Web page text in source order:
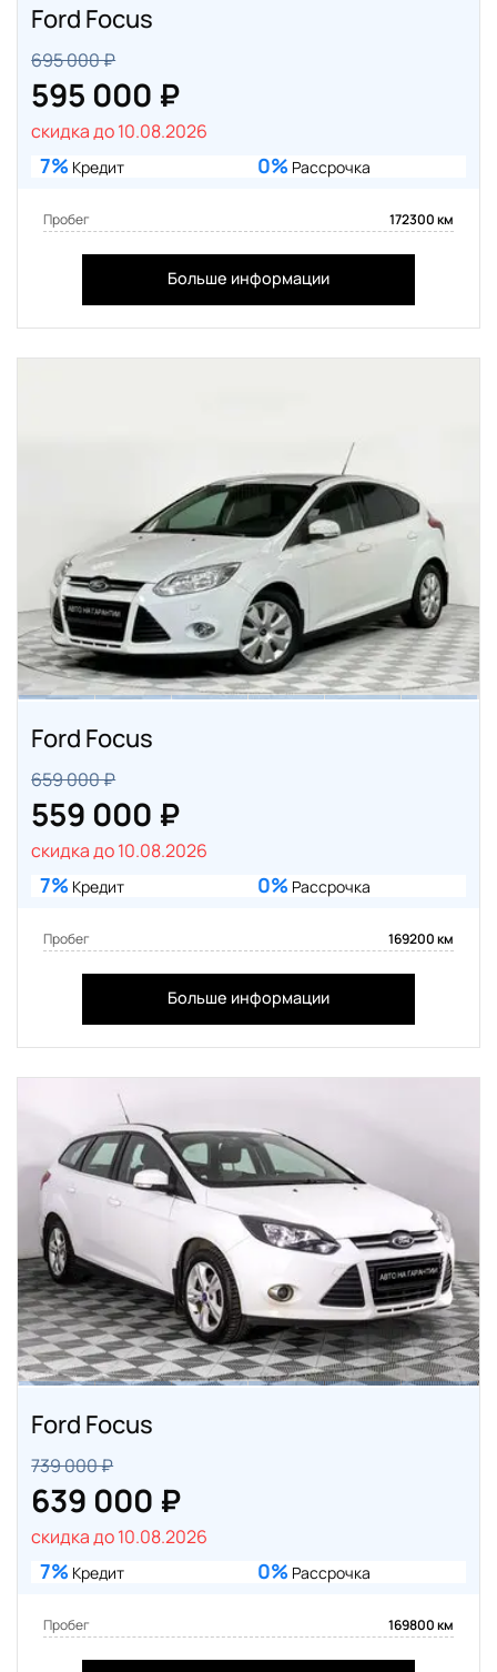
Ford Focus
695 000 ₽
595 000 ₽
скидка до 10.08.2026
7% Кредит 0% Рассрочка
Пробег 172300 км
Больше информации
Ford Focus
659 000 ₽
559 000 ₽
скидка до 10.08.2026
7% Кредит 0% Рассрочка
Пробег 169200 км
Больше информации
Ford Focus
739 000 ₽
639 000 ₽
скидка до 10.08.2026
7% Кредит 0% Рассрочка
Пробег 169800 км